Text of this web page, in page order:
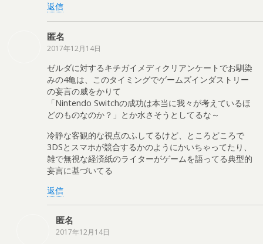
返信
匿名
2017年12月14日
ゼルダに対するキチガイメディクリアンケートでお馴染
みの4亀は、このタイミングでゲームズインダストリー
の妄言の威をかりて
「Nintendo Switchの成功は本当に我々が考えているほ
どのものなのか？」とか水さそうとしてるな～
冷静な客観的な視点のふしてるけど、ところどころで
3DSとスマホが競合するかのようにかいちゃってたり、
雑で無視な経済紙のライターがゲームを語ってる典型的
妄言に基づいてる
返信
匿名
2017年12月14日